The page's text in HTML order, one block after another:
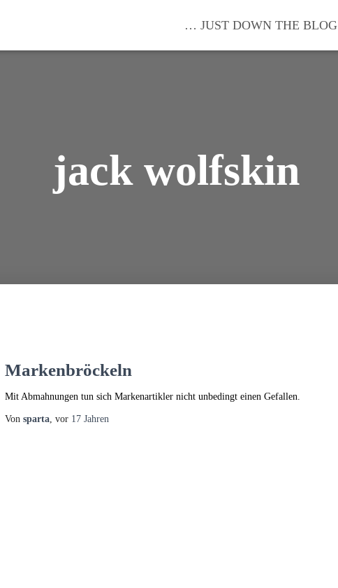
… JUST DOWN THE BLOG
jack wolfskin
Markenbröckeln
Mit Abmahnungen tun sich Markenartikler nicht unbedingt einen Gefallen.
Von sparta, vor 17 Jahren